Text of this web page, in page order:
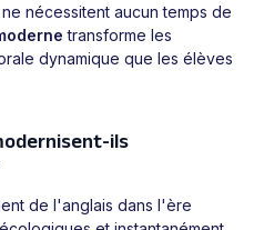
nécessitent aucun temps de
transforme les
dynamique que les élèves
ils
de l'anglais dans l'ère